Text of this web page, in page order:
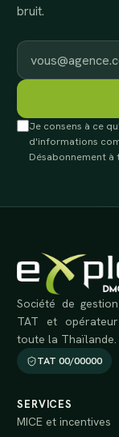
bruit.
E-mail
Je consens à ce
d'informations
Désabonnement
Société de
TAT et
toute la Thaïlande.
TAT 00/00000
SERVICES
MICE et incentives